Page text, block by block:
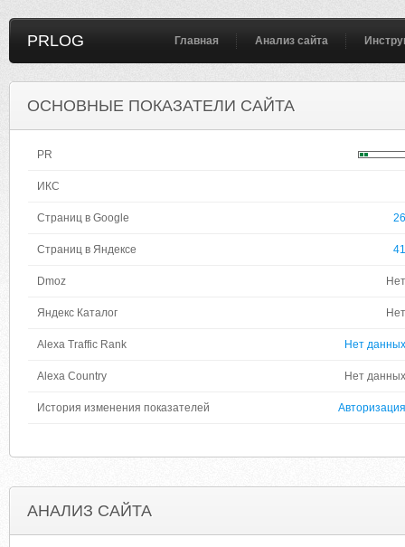
PRLOG Главная Анализ сайта
ОСНОВНЫЕ ПОКАЗАТЕЛИ САЙТА
PR
ИКС
Страниц в Google 26
Страниц в Яндексе 41
Dmoz Нет
Яндекс Каталог Нет
Alexa Traffic Rank Нет данных
Alexa Country Нет данных
История изменения показателей Авторизация
АНАЛИЗ САЙТА